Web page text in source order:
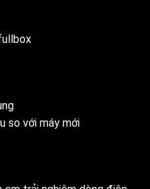
so với máy mới